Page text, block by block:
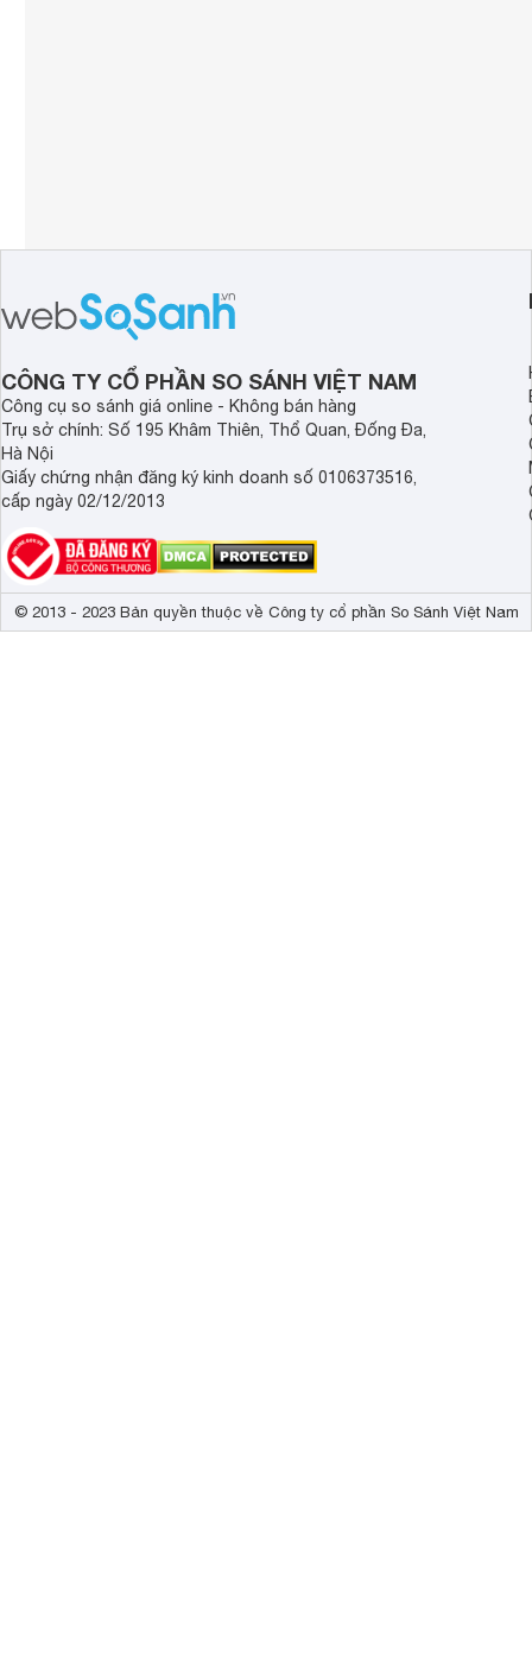
CÔNG TY CỔ PHẦN SO SÁNH VIỆT NAM
Công cụ so sánh giá online - Không bán hàng
Trụ sở chính: Số 195 Khâm Thiên, Thổ Quan, Đống Đa,
Hà Nội
Giấy chứng nhận đăng ký kinh doanh số 0106373516,
cấp ngày 02/12/2013
© 2013 - 2023 Bản quyền thuộc về Công ty cổ phần So Sánh Việt Nam